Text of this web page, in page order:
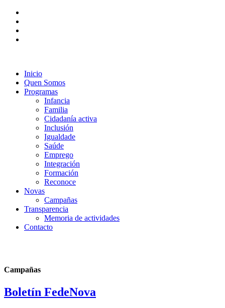
Inicio
Quen Somos
Programas
Infancia
Familia
Cidadanía activa
Inclusión
Igualdade
Saúde
Emprego
Integración
Formación
Reconoce
Novas
Campañas
Transparencia
Memoria de actividades
Contacto
Campañas
Boletín FedeNova